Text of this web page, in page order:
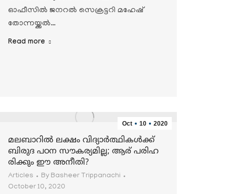
ഓഫീസില്‍ ജനറല്‍ സെക്രട്ടറി മഹേഷ്
തോന്നയ്ക്കല്‍…
Read more
Oct 10 2020
മലബാറില്‍ ലക്ഷം വിദ്യാര്‍ത്ഥികള്‍ക്ക്
ബിരുദ പഠന സൗകര്യമില്ല; ആര് പരിഹ
രിക്കും ഈ അനീതി?
Articles By Basheer Trippanachi
October 10, 2020